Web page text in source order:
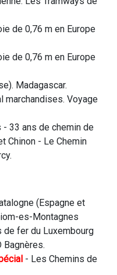
de 0,76 m en Europe
de 0,76 m en Europe
Madagascar.
marchandises. Voyage
33 ans de chemin de
Chinon - Le Chemin
(Espagne et
es-Montagnes
fer du Luxembourg
Bagnères.
- Les Chemins de